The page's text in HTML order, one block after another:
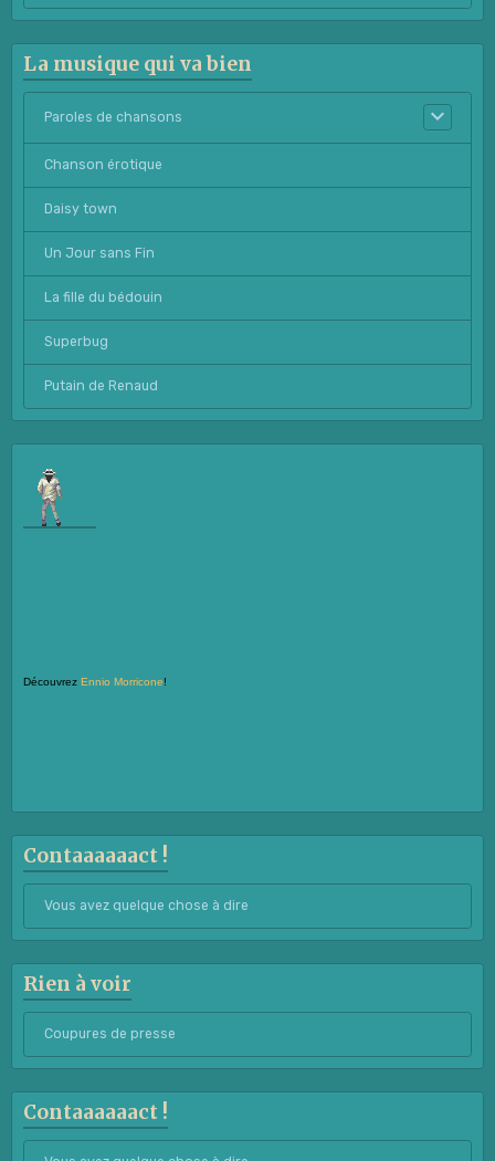
La musique qui va bien
Paroles de chansons
Chanson érotique
Daisy town
Un Jour sans Fin
La fille du bédouin
Superbug
Putain de Renaud
Découvrez Ennio Morricone!
Contaaaaaact !
Vous avez quelque chose à dire
Rien à voir
Coupures de presse
Contaaaaaact !